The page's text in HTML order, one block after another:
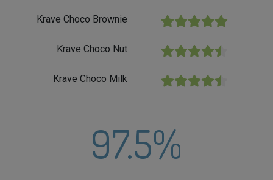
Krave Choco Brownie ★★★★★
Krave Choco Nut ★★★★★
Krave Choco Milk ★★★★★
97.5%